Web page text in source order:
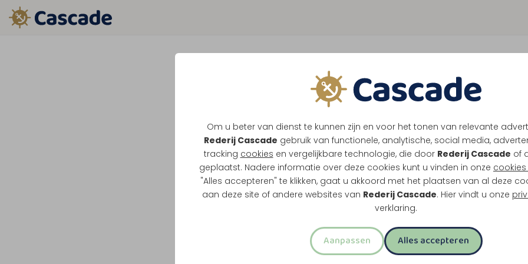
Om u beter van dienst te kunnen zijn en voor het tonen van relevante
Rederij Cascade gebruik van functionele, analytische, social media,
tracking cookies en vergelijkbare technologie, die door Rederij Cascade of
geplaatst. Nadere informatie over deze cookies kunt u vinden in onze
"Alles accepteren" te klikken, gaat u akkoord met het plaatsen van al deze
aan deze site of andere websites van Rederij Cascade. Hier vindt u onze
verklaring.
Aanpassen Alles accepteren
Een van de grote geheimen achter het succes van de rederij is de
Inmiddels zorgt een team van meer dan 30 medewerkers - een
oud - dat alle processen binnen het bedrijf tot in de puntjes
bestaat uit nautische medewerkers, die niet alleen
varen maar ook zorgdragen voor het onderhoud aan de schepen.
er een kernteam binnen de horeca, die zorgt voor de inkopen en
en geven tijdens de boottochten en events leiding aan een team
krachten, die werken op oproepbasis en hun job combineren met
een andere baan of maatschappelijke functie.